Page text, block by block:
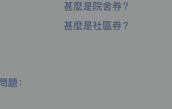
：
甚麼是院舍券？
甚麼是社區券？